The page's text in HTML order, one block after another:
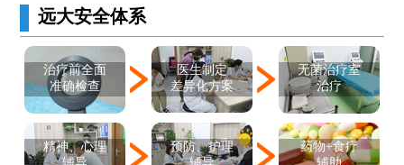
远大安全体系
治疗前全面
准确检查
医生制定
差异化方案
无菌治疗室
治疗
精神、心理
预防、护理
药物+食疗